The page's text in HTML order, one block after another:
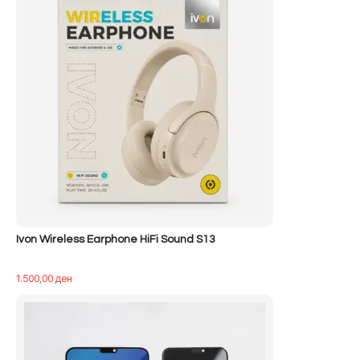
Ivon Wireless Earphone HiFi Sound S13
1.500,00ден